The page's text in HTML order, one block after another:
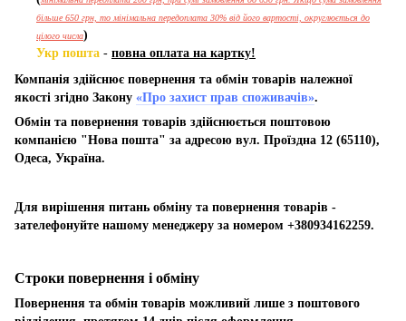
більше 650 грн, то мінімальна передоплата 30% від його вартості, округлюється до
цілого числа)
Укр пошта - повна оплата на картку!
Компанія здійснює повернення та обмін товарів належної
якості згідно Закону «Про захист прав споживачів».
Обмін та повернення товарів здійснюється поштовою
компанією "Нова пошта" за адресою вул. Проїздна 12 (65110),
Одеса, Україна.
Для вирішення питань обміну та повернення товарів -
зателефонуйте нашому менеджеру за номером +380934162259.
Строки повернення і обміну
Повернення та обмін товарів можливий лише з поштового